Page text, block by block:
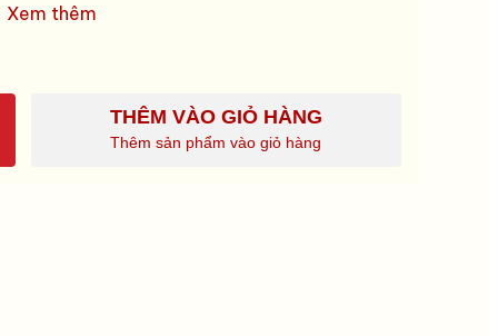
Xem thêm
THÊM VÀO GIỎ HÀNG
Thêm sản phẩm vào giỏ hàng